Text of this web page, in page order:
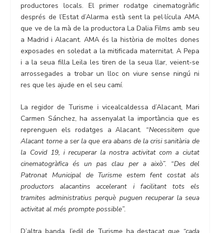
productores locals. El primer rodatge cinematogràfic
després de l’Estat d’Alarma està sent la pel·lícula AMA
que ve de la mà de la productora La Dalia Films amb seu
a Madrid i Alacant. AMA és la història de moltes dones
exposades en soledat a la mitificada maternitat. A Pepa
i a la seua filla Leila les tiren de la seua llar, veient-se
arrossegades a trobar un lloc on viure sense ningú ni
res que les ajude en el seu camí.
La regidor de Turisme i vicealcaldessa d’Alacant, Mari
Carmen Sánchez, ha assenyalat la importància que es
reprenguen els rodatges a Alacant. “Necessitem que
Alacant torne a ser la que era abans de la crisi sanitària de
la Covid 19, i recuperar la nostra activitat com a ciutat
cinematogràfica és un pas clau per a això”. “Des del
Patronat Municipal de Turisme estem fent costat als
productors alacantins accelerant i facilitant tots els
tramites administratius perquè puguen recuperar la seua
activitat al més prompte possible”.